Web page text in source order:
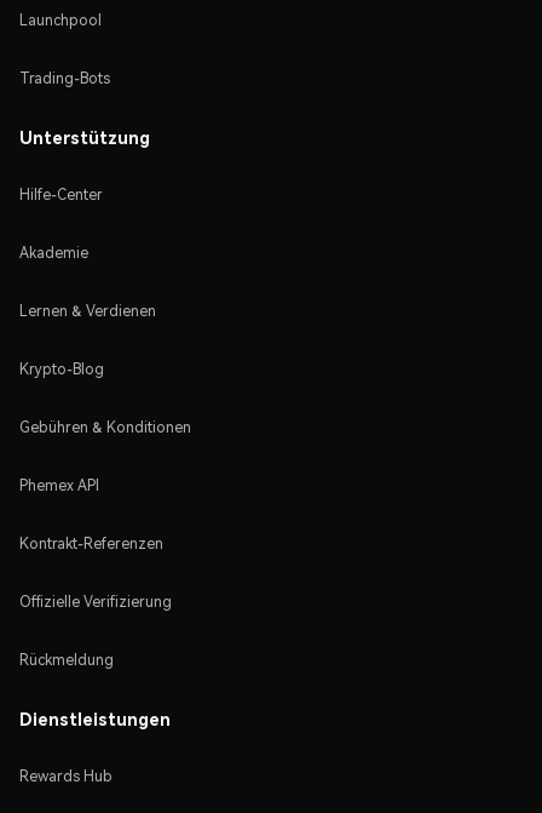
Launchpool
Trading-Bots
Unterstützung
Hilfe-Center
Akademie
Lernen & Verdienen
Krypto-Blog
Gebühren & Konditionen
Phemex API
Kontrakt-Referenzen
Offizielle Verifizierung
Rückmeldung
Dienstleistungen
Rewards Hub